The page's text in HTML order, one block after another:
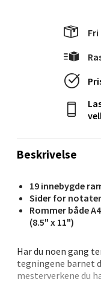
Beskrivelse
19 innebygde
Sider for
Rommer både
(8.5" x 11")
Har du noen gang
tegningene barnet
mesterverkene du
Gartnerveien
Åpent i dag 10-20
Stavanger
Gamle
Åpent i dag 10-
0 i butikk